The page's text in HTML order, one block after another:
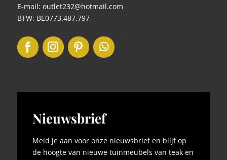
E-mail: outlet232@hotmail.com
BTW: BE0773.487.797
Nieuwsbrief
Meld je aan voor onze nieuwsbrief en blijf op
de hoogte van nieuwe tuinmeubels van teak en